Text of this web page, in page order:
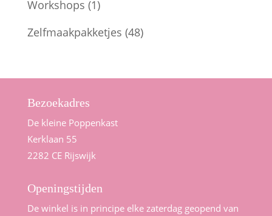
Workshops (1)
Zelfmaakpakketjes (48)
Bezoekadres
De kleine Poppenkast
Kerklaan 55
2282 CE Rijswijk
Openingstijden
De winkel is in principe elke zaterdag geopend van